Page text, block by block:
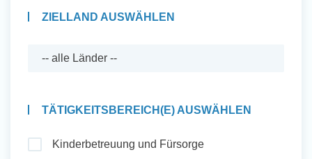
Auslandserfahrung Sammeln
ZIELLAND AUSWÄHLEN
TÄTIGKEITSBEREICH(E) AUSWÄHLEN
Kinderbetreuung und Fürsorge